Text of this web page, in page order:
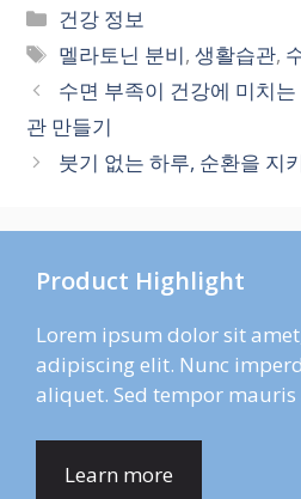
카
테
리
건강 정보
태
그
멜라토닌 분비,생활습관,
수면 부족이 건강에 미치
관 만들기
붓기 없는 하루, 순환을 지
Product Highlight
Lorem ipsum dolor sit
adipiscing elit. Nunc
aliquet. Sed tempor
Learn more